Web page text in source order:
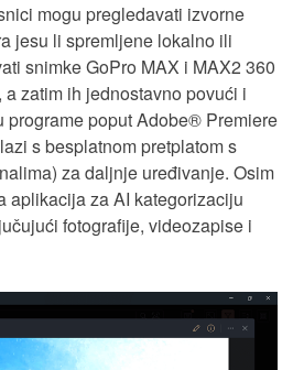
mogu pregledavati izvorne
jesu li spremljene lokalno ili
snimke GoPro MAX i MAX2 360
zatim ih jednostavno povući i
programe poput Adobe® Premiere
s besplatnom pretplatom s
za daljnje uređivanje. Osim
aplikacija za AI kategorizaciju
fotografije, videozapise i